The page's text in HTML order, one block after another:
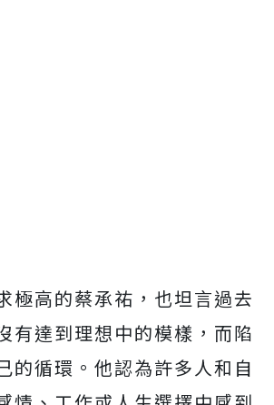
極高的蔡承祐， 也坦言過去
有達到理想中的模樣， 而陷
的循環。他認為許多人和自